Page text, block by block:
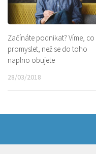
Začínáte podnikat? Víme, co
promyslet, než se do toho
naplno obujete
28/03/2018